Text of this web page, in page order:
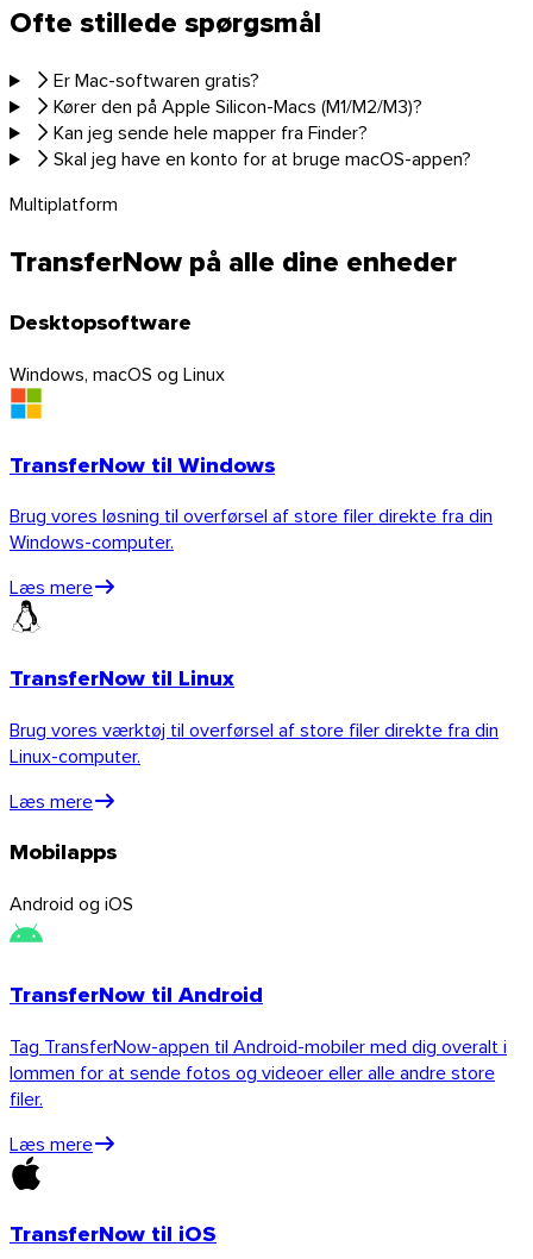
macOS
Linux
Ofte stillede spørgsmål
Er Mac-softwaren gratis?
Kører den på Apple Silicon-Macs (M1/M2/M3)?
Kan jeg sende hele mapper fra Finder?
Skal jeg have en konto for at bruge macOS-appen?
Multiplatform
TransferNow på alle dine enheder
Desktopsoftware
Windows, macOS og Linux
TransferNow til Windows
Brug vores løsning til overførsel af store filer direkte fra din
Windows-computer.
Læs mere
TransferNow til Linux
Brug vores værktøj til overførsel af store filer direkte fra din
Linux-computer.
Læs mere
Mobilapps
Android og iOS
TransferNow til Android
Tag TransferNow-appen til Android-mobiler med dig overalt i
lommen for at sende fotos og videoer eller alle andre store
filer.
Læs mere
TransferNow til iOS